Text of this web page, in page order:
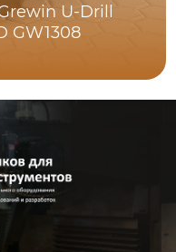
U-Drill
GW1308